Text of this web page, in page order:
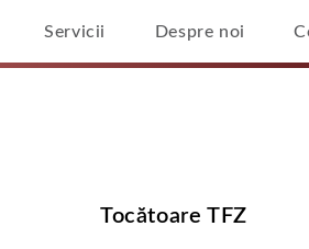
Servicii Despre noi
Tocătoare TFZ